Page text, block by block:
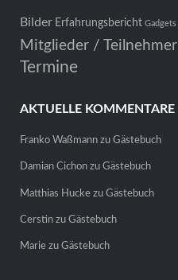
Bilder Erfahrungsbericht Gadgets
Mitglieder / Teilnehmer
Termine
AKTUELLE KOMMENTARE
Franko Waßmannzu Gästebuch
Damian Cichonzu Gästebuch
Matthias Huckezu Gästebuch
Cerstinzu Gästebuch
Mariezu Gästebuch